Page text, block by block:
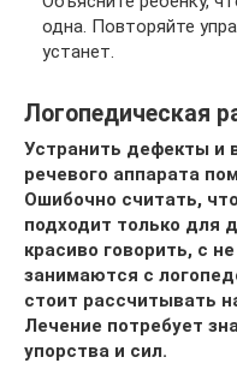
одна. Повторяйте
устанет.
Логопедическая
Устранить дефекты и
речевого аппарата
Ошибочно считать,
подходит только для
красиво говорить, с
занимаются с
стоит рассчитывать
Лечение потребует
упорства и сил.